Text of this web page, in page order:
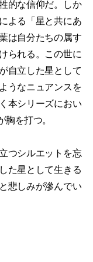
的な信仰だ。しか
よる「星と共にあ
は自分たちの属す
られる。この世に
自立した星として
うなニュアンスを
本シリーズにおい
を打つ。
つシルエットを忘
た星として生きる
悲しみが滲んでい